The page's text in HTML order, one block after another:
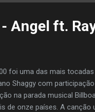
nome artíst...
Angel ft.
foi uma das mais
Shaggy com
na parada musical
de onze países. A canção